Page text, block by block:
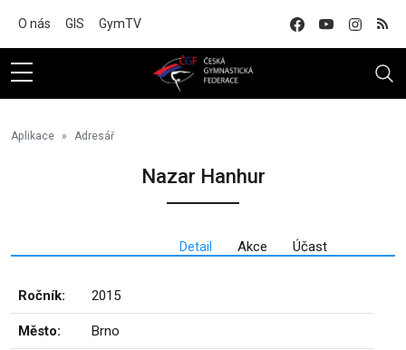
O nás GIS GymTV
Aplikace Adresář
Nazar Hanhur
Detail Akce Účast
Ročník: 2015
Město: Brno